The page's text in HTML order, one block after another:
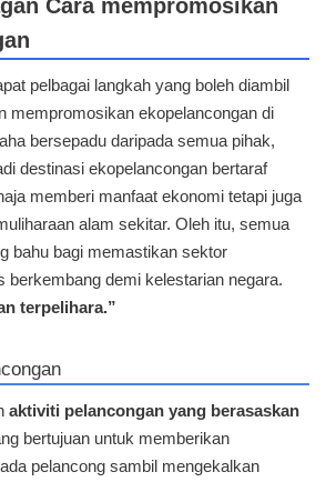
Cara mempromosikan
pelbagai langkah yang boleh diambil
mempromosikan ekopelancongan di
bersepadu daripada semua pihak,
destinasi ekopelancongan bertaraf
memberi manfaat ekonomi tetapi juga
alam sekitar. Oleh itu, semua
bahu bagi memastikan sektor
berkembang demi kelestarian negara.
terpelihara.”
aktiviti pelancongan yang berasaskan
bertujuan untuk memberikan
pelancong sambil mengekalkan